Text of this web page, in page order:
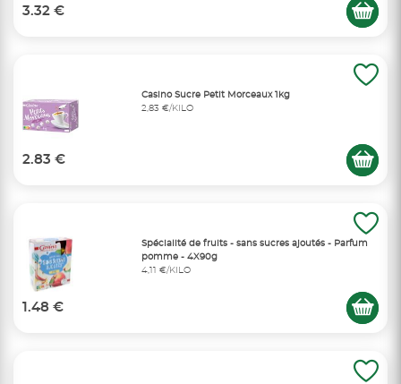
3.32 €
Casino Sucre Petit Morceaux 1kg
2,83 €/KILO
2.83 €
Spécialité de fruits - sans sucres ajoutés - Parfum
pomme - 4X90g
4,11 €/KILO
1.48 €